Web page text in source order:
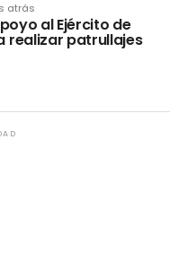
atrás
al Ejército de
realizar patrullajes